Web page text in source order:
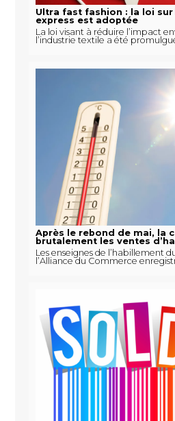
Ultra fast fashion : la loi
express est adoptée
La loi visant à réduire l’impact
l’industrie textile a été
Après le rebond de mai, la
brutalement les ventes
Les enseignes de l’habillement
l’Alliance du Commerce